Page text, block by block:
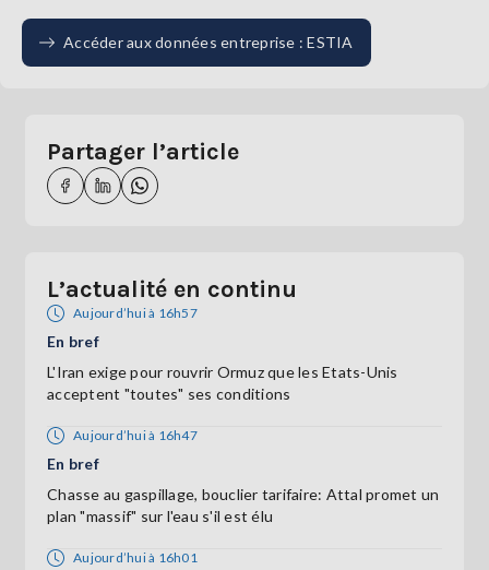
Accéder aux données entreprise : ESTIA
Partager l’article
L’actualité en continu
Aujourd’hui à 16h57
En bref
L'Iran exige pour rouvrir Ormuz que les Etats-Unis
acceptent "toutes" ses conditions
Aujourd’hui à 16h47
En bref
Chasse au gaspillage, bouclier tarifaire: Attal promet un
plan "massif" sur l'eau s'il est élu
Aujourd’hui à 16h01